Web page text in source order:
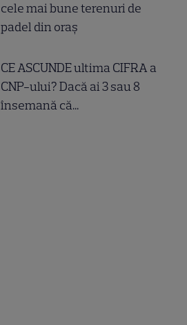
cele mai bune terenuri de
padel din oraș
CE ASCUNDE ultima CIFRA a
CNP-ului? Dacă ai 3 sau 8
însemană că...